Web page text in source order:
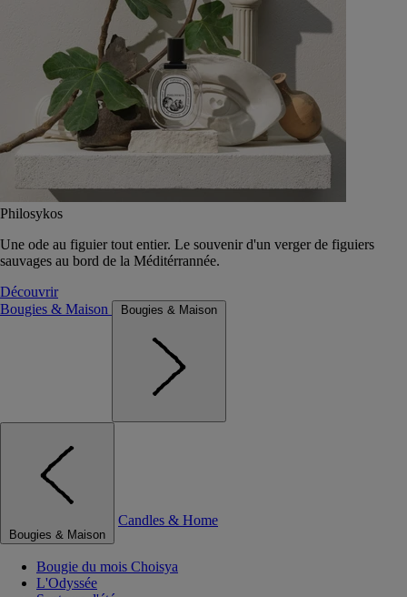
Philosykos
Une ode au figuier tout entier. Le souvenir d'un verger de figuiers
sauvages au bord de la Méditérrannée.
Découvrir
Bougies & Maison
Bougies & Maison
Bougies & Maison
Candles & Home
Bougie du mois Choisya
L'Odyssée